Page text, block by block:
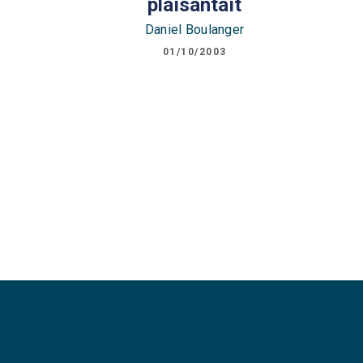
plaisantait
Daniel Boulanger
01/10/2003